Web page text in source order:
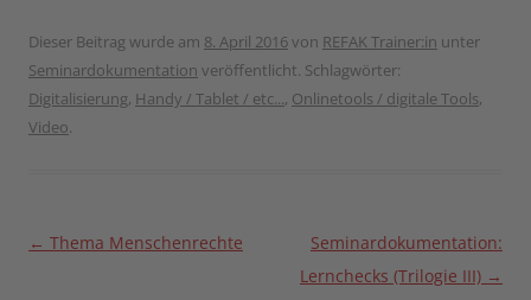
Dieser Beitrag wurde am 8. April 2016von REFAK Trainer:in unter
Seminardokumentation veröffentlicht. Schlagwörter:
Digitalisierung, Handy / Tablet / etc..., Onlinetools / digitale Tools,
Video.
Beitragsnavigation
← Thema Menschenrechte
Seminardokumentation:
Lernchecks (Trilogie III) →